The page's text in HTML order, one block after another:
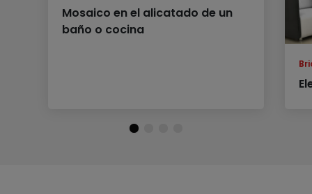
Mosaico en el alicatado de un
baño o cocina